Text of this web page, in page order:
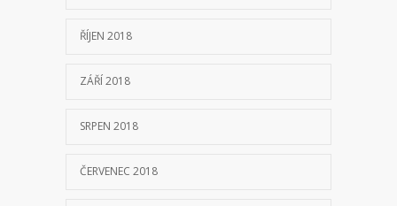
ŘÍJEN 2018
ZÁŘÍ 2018
SRPEN 2018
ČERVENEC 2018